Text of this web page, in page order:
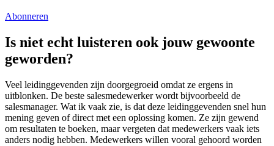
Abonneren
Is niet echt luisteren ook jouw gewoonte
geworden?
Veel leidinggevenden zijn doorgegroeid omdat ze ergens in
uitblonken. De beste salesmedewerker wordt bijvoorbeeld de
salesmanager. Wat ik vaak zie, is dat deze leidinggevenden snel hun
mening geven of direct met een oplossing komen. Ze zijn gewend
om resultaten te boeken, maar vergeten dat medewerkers vaak iets
anders nodig hebben. Medewerkers willen vooral gehoord worden